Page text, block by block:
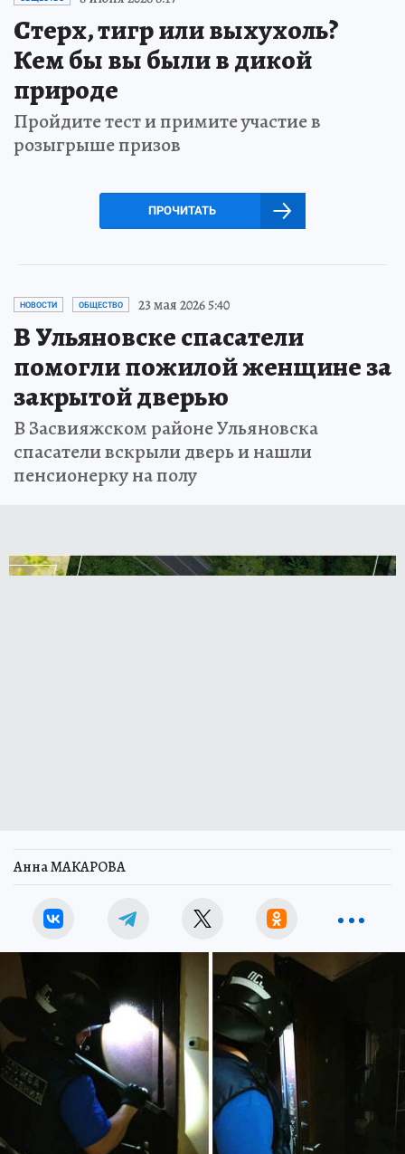
Стерх, тигр или выхухоль?
Кем бы вы были в дикой
природе
Пройдите тест и примите участие в
розыгрыше призов
ПРОЧИТАТЬ
НОВОСТИ ОБЩЕСТВО 23 мая 2026 5:40
В Ульяновске спасатели
помогли пожилой женщине за
закрытой дверью
В Засвияжском районе Ульяновска
спасатели вскрыли дверь и нашли
пенсионерку на полу
Анна МАКАРОВА